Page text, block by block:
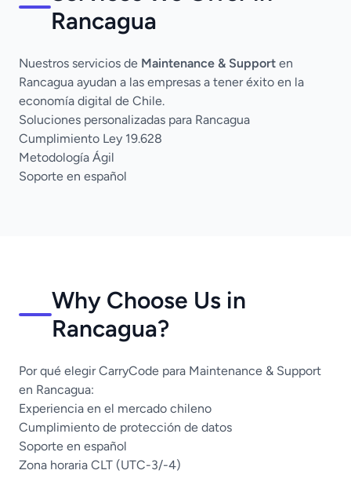
Rancagua
Nuestros servicios de Maintenance & Support en
Rancagua ayudan a las empresas a tener éxito en la
economía digital de Chile.
Soluciones personalizadas para Rancagua
Cumplimiento Ley 19.628
Metodología Ágil
Soporte en español
Why Choose Us in
Rancagua?
Por qué elegir CarryCode para Maintenance & Support
en Rancagua:
Experiencia en el mercado chileno
Cumplimiento de protección de datos
Soporte en español
Zona horaria CLT (UTC-3/-4)